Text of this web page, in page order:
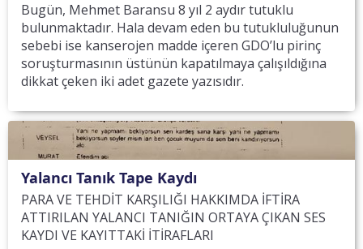
Bugün, Mehmet Baransu 8 yıl 2 aydır tutuklu
bulunmaktadır. Hala devam eden bu tutukluluğunun
sebebi ise kanserojen madde içeren GDO’lu pirinç
soruşturmasının üstünün kapatılmaya çalışıldığına
dikkat çeken iki adet gazete yazısıdır.
Yalancı Tanık Tape Kaydı
PARA VE TEHDİT KARŞILIĞI HAKKIMDA İFTİRA
ATTIRILAN YALANCI TANIĞIN ORTAYA ÇIKAN SES
KAYDI VE KAYITTAKİ İTİRAFLARI